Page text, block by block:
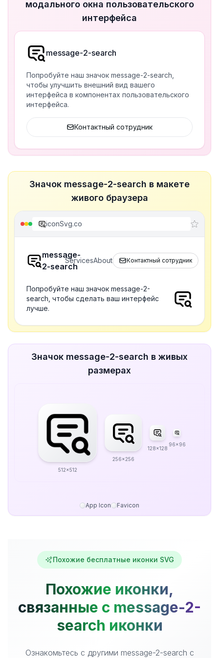
модального окна пользовательского
интерфейса
message-2-search
Попробуйте наш значок message-2-search,
чтобы улучшить внешний вид вашего
интерфейса в компонентах пользовательского
интерфейса.
Контактный сотрудник
Значок message-2-search в макете
живого браузера
iconSvg.co
message-
2-search
ServicesAbout Контактный сотрудник
Попробуйте наш значок message-2-
search, чтобы сделать ваш интерфейс
лучше.
Значок message-2-search в живых
размерах
512x512
256x256
128x128
96x96
App Icon Favicon
Похожие бесплатные иконки SVG
Похожие иконки,
связанные с message-2-
search иконки
Ознакомьтесь с другими message-2-search с